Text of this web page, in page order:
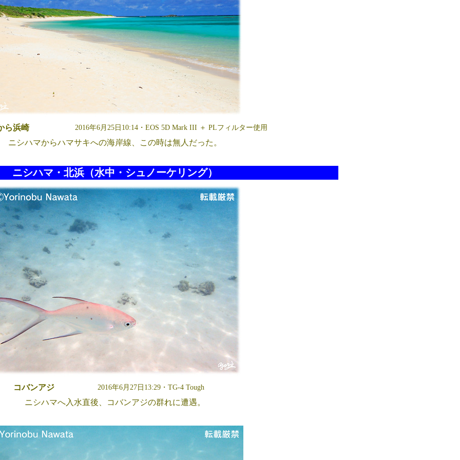
ら浜崎 2016年6月25日10:14・EOS 5D Mark III ＋ PLフィルター使用
ニシハマからハマサキへの海岸線、この時は無人だった。
ニシハマ・北浜（水中・シュノーケリング）
コバンアジ 2016年6月27日13:29・TG-4 Tough
ニシハマへ入水直後、コバンアジの群れに遭遇。